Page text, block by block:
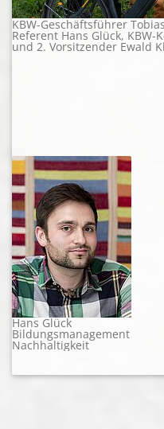
KBW-Geschäftsführer
Referent Hans Glück,
und 2. Vorsitzender Ewald
Hans Glück
Bildungsmanagement
Nachhaltigkeit